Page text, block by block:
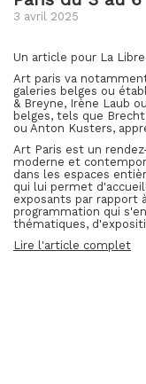
3 avril 2025
Un article pour La Libre
Art paris va
galeries belges ou
& Breyne, Irène Laub
belges, tels que
ou Anton Kusters,
Art Paris est un
moderne et
dans les espaces
qui lui permet
exposants par rapport
programmation qui
thématiques,
Lire l'article complet